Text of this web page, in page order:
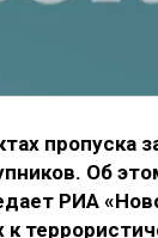
пропуска
Об
РИА